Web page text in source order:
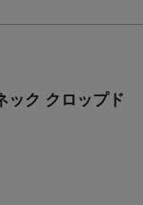
ック クロップド